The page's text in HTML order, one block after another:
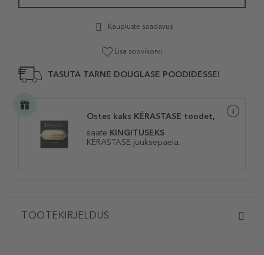
Kaupluste saadavus
Lisa soovikorvi
TASUTA TARNE DOUGLASE POODIDESSE!
Ostes kaks KÉRASTASE toodet,
saate KINGITUSEKS
KÉRASTASE juuksepaela.
TOOTEKIRJELDUS